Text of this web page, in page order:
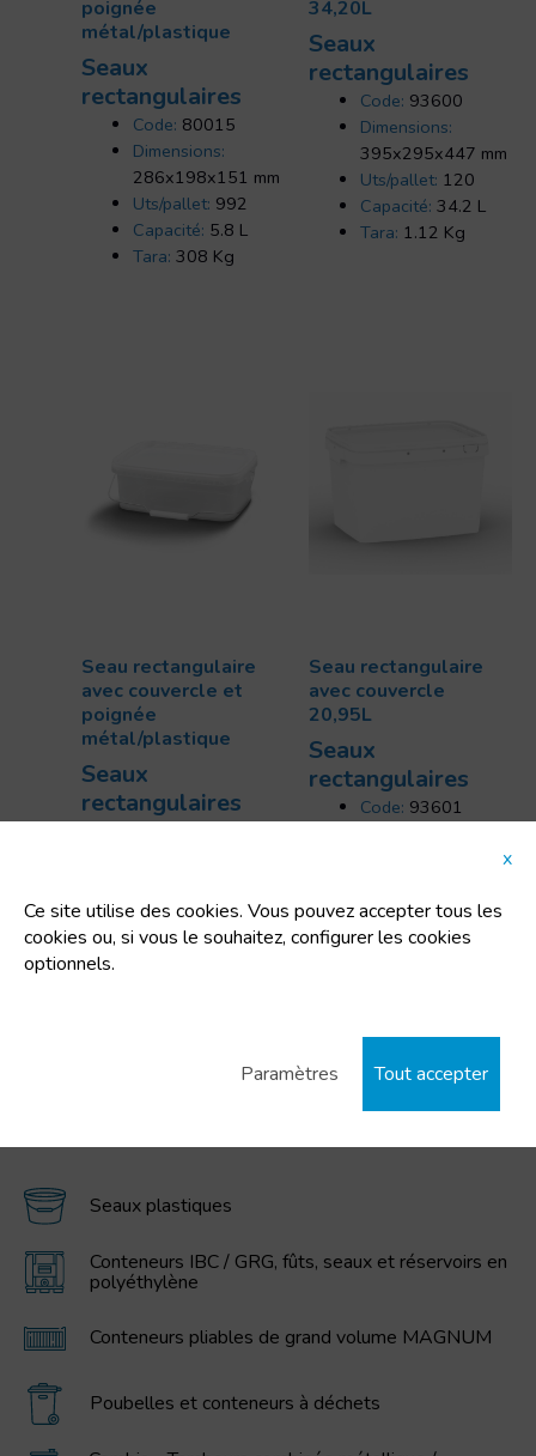
poignée
métal/plastique
Seaux
rectangulaires
Code: 80015
Dimensions:
286x198x151 mm
Uts/pallet: 992
Capacité: 5.8 L
Tara: 308 Kg
34,20L
Seaux
rectangulaires
Code: 93600
Dimensions:
395x295x447 mm
Uts/pallet: 120
Capacité: 34.2 L
Tara: 1.12 Kg
Seau rectangulaire
avec couvercle et
poignée
métal/plastique
Seaux
rectangulaires
Uts/pallet:1344
Capacité:3.6 L
Seau rectangulaire
avec couvercle
20,95L
Seaux
rectangulaires
Code: 93601
398x296x254 mm
Capacité: 20.95 L
Tara:598 Kg
Seaux plastiques
Conteneurs IBC / GRG, fûts, seaux et réservoirs en
polyéthylène
Conteneurs pliables de grand volume MAGNUM
Poubelles et conteneurs à déchets
Ce site utilise des cookies. Vous pouvez accepter tous les
cookies ou, si vous le souhaitez, configurer les cookies
optionnels.
x
Tout accepter
Paramètres